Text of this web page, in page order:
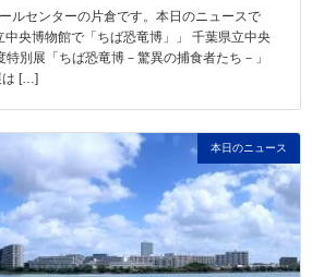
ルセンターの片倉です。本日のニュースで
中央博物館で「ちば恐竜博」」 千葉県立中央
別展「ちば恐竜博－驚異の捕食者たち－」
は […]
本日のニュース